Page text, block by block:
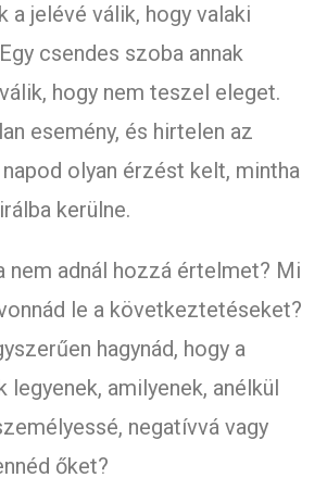
a jelévé válik, hogy valaki
csendes szoba annak
hogy nem teszel eleget.
esemény, és hirtelen az
olyan érzést kelt, mintha
kerülne.
nem adnál hozzá értelmet? Mi
le a következtetéseket?
hagynád, hogy a
legyenek, amilyenek, anélkül
negatívvá vagy
őket?